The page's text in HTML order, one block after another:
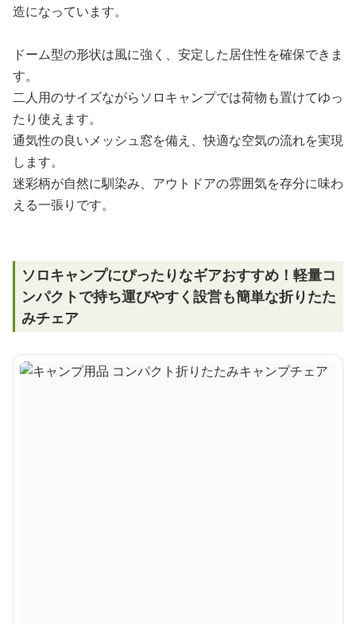
造になっています。
ドーム型の形状は風に強く、安定した居住性を確保できま
す。
二人用のサイズながらソロキャンプでは荷物も置けてゆっ
たり使えます。
通気性の良いメッシュ窓を備え、快適な空気の流れを実現
します。
迷彩柄が自然に馴染み、アウトドアの雰囲気を存分に味わ
える一張りです。
ソロキャンプにぴったりなギアおすすめ！軽量コ
ンパクトで持ち運びやすく設営も簡単な折りたた
みチェア